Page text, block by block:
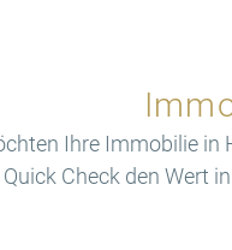
Ihre Immobilie in
Quick Check den Wert